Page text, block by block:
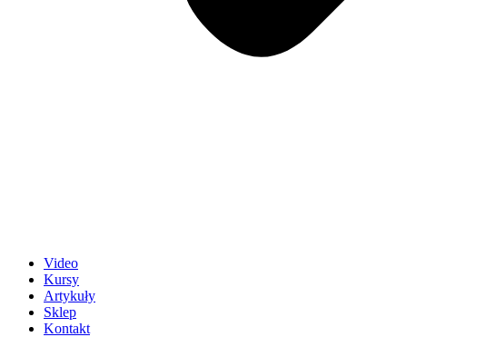
Video
Kursy
Artykuły
Sklep
Kontakt